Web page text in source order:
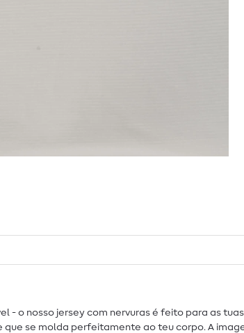
- o nosso jersey com nervuras é feito para as
se molda perfeitamente ao teu corpo. A